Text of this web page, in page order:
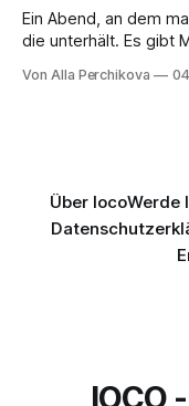
Ein Abend, an dem man das
die unterhält. Es gibt
Genau so war der
Von Alla Perchikova
Über IocoWerde
IOCO